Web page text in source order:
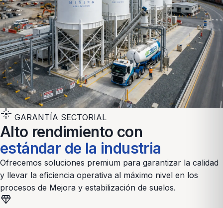
flare GARANTÍA SECTORIAL
Alto rendimiento con
estándar de la industria
Ofrecemos soluciones premium para garantizar la calidad
y llevar la eficiencia operativa al máximo nivel en los
procesos de Mejora y estabilización de suelos.
diamond